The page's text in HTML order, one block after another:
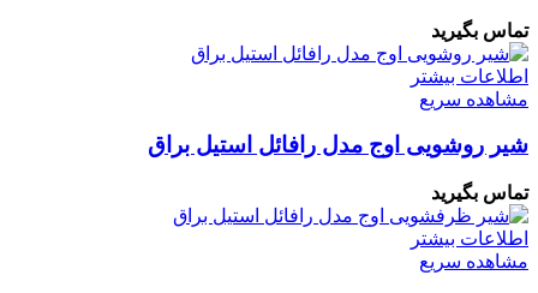
تماس بگیرید
اطلاعات بیشتر
مشاهده سریع
شیر روشویی اوج مدل رافائل استیل براق
تماس بگیرید
اطلاعات بیشتر
مشاهده سریع